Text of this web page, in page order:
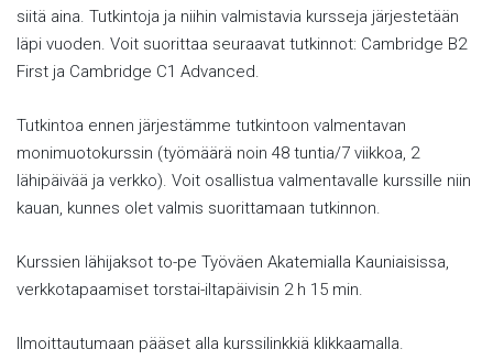
siitä aina. Tutkintoja ja niihin valmistavia kursseja järjestetään
läpi vuoden. Voit suorittaa seuraavat tutkinnot: Cambridge B2
First ja Cambridge C1 Advanced.
Tutkintoa ennen järjestämme tutkintoon valmentavan
monimuotokurssin (työmäärä noin 48 tuntia/7 viikkoa, 2
lähipäivää ja verkko). Voit osallistua valmentavalle kurssille niin
kauan, kunnes olet valmis suorittamaan tutkinnon.
Kurssien lähijaksot to-pe Työväen Akatemialla Kauniaisissa,
verkkotapaamiset torstai-iltapäivisin 2 h 15 min.
Ilmoittautumaan pääset alla kurssilinkkiä klikkaamalla.